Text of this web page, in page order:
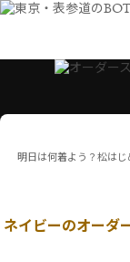
明日は何着よう？松は
ネイビーのオーダ